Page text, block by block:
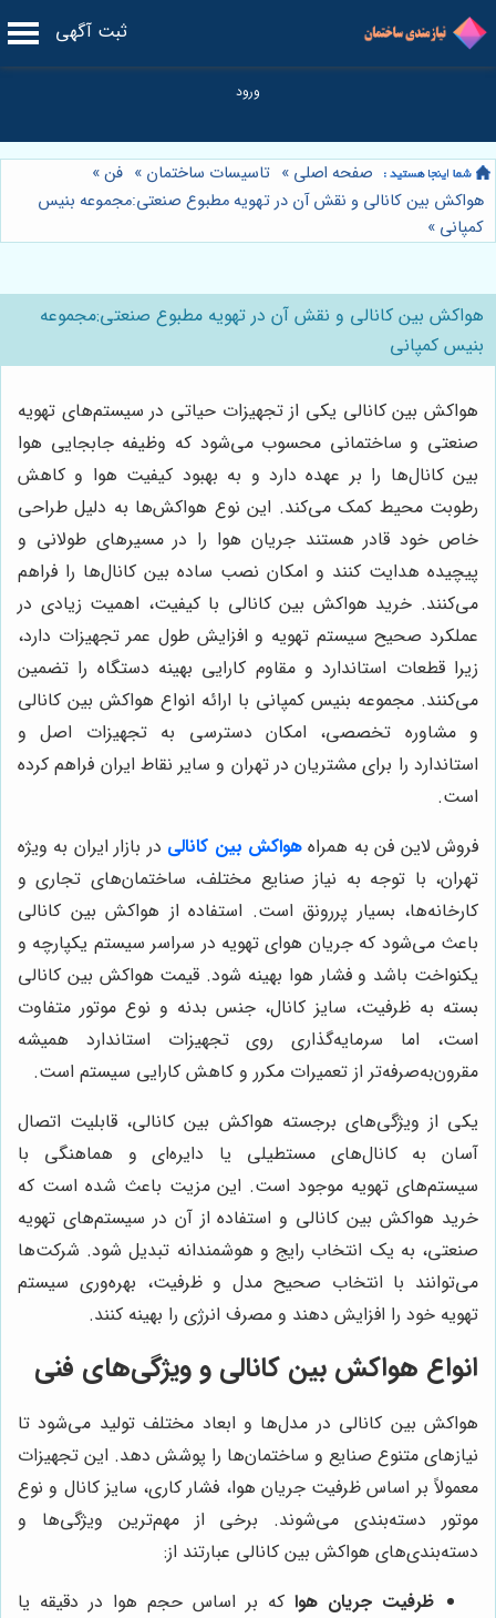
ثبت آگهی
صفحه اصلی » تاسیسات ساختمان » فن»
هواکش بین کانالی و نقش آن در تهویه مطبوع صنعتی:مجموعه بنیس
کمپانی »
هواکش بین کانالی و نقش آن در تهویه مطبوع صنعتی:مجموعه
بنیس کمپانی
هواکش بین کانالی یکی از تجهیزات حیاتی در سیستم‌های تهویه
صنعتی و ساختمانی محسوب می‌شود که وظیفه جابجایی هوا
بین کانال‌ها را بر عهده دارد و به بهبود کیفیت هوا و کاهش
رطوبت محیط کمک می‌کند. این نوع هواکش‌ها به دلیل طراحی
خاص خود قادر هستند جریان هوا را در مسیرهای طولانی و
پیچیده هدایت کنند و امکان نصب ساده بین کانال‌ها را فراهم
می‌کنند. خرید هواکش بین کانالی با کیفیت، اهمیت زیادی در
عملکرد صحیح سیستم تهویه و افزایش طول عمر تجهیزات دارد،
زیرا قطعات استاندارد و مقاوم کارایی بهینه دستگاه را تضمین
می‌کنند. مجموعه بنیس کمپانی با ارائه انواع هواکش بین کانالی
و مشاوره تخصصی، امکان دسترسی به تجهیزات اصل و
استاندارد را برای مشتریان در تهران و سایر نقاط ایران فراهم کرده
است.
فروش لاین فن به همراه هواکش بین کانالی در بازار ایران به ویژه
تهران، با توجه به نیاز صنایع مختلف، ساختمان‌های تجاری و
کارخانه‌ها، بسیار پررونق است. استفاده از هواکش بین کانالی
باعث می‌شود که جریان هوای تهویه در سراسر سیستم یکپارچه و
یکنواخت باشد و فشار هوا بهینه شود. قیمت هواکش بین کانالی
بسته به ظرفیت، سایز کانال، جنس بدنه و نوع موتور متفاوت
است، اما سرمایه‌گذاری روی تجهیزات استاندارد همیشه
مقرون‌به‌صرفه‌تر از تعمیرات مکرر و کاهش کارایی سیستم است.
یکی از ویژگی‌های برجسته هواکش بین کانالی، قابلیت اتصال
آسان به کانال‌های مستطیلی یا دایره‌ای و هماهنگی با
سیستم‌های تهویه موجود است. این مزیت باعث شده است که
خرید هواکش بین کانالی و استفاده از آن در سیستم‌های تهویه
صنعتی، به یک انتخاب رایج و هوشمندانه تبدیل شود. شرکت‌ها
می‌توانند با انتخاب صحیح مدل و ظرفیت، بهره‌وری سیستم
تهویه خود را افزایش دهند و مصرف انرژی را بهینه کنند.
انواع هواکش بین کانالی و ویژگی‌های فنی
هواکش بین کانالی در مدل‌ها و ابعاد مختلف تولید می‌شود تا
نیازهای متنوع صنایع و ساختمان‌ها را پوشش دهد. این تجهیزات
معمولاً بر اساس ظرفیت جریان هوا، فشار کاری، سایز کانال و نوع
موتور دسته‌بندی می‌شوند. برخی از مهم‌ترین ویژگی‌ها و
دسته‌بندی‌های هواکش بین کانالی عبارتند از:
ظرفیت جریان هوا که بر اساس حجم هوا در دقیقه یا